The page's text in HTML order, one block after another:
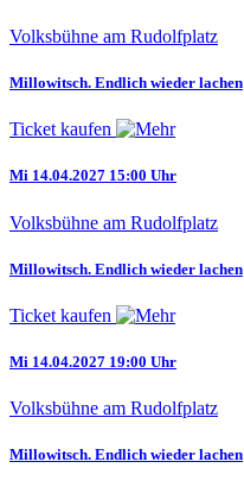
Volksbühne am Rudolfplatz
Millowitsch. Endlich wieder lachen
Ticket kaufen
Mi 14.04.2027 15:00 Uhr
Volksbühne am Rudolfplatz
Millowitsch. Endlich wieder lachen
Ticket kaufen
Mi 14.04.2027 19:00 Uhr
Volksbühne am Rudolfplatz
Millowitsch. Endlich wieder lachen